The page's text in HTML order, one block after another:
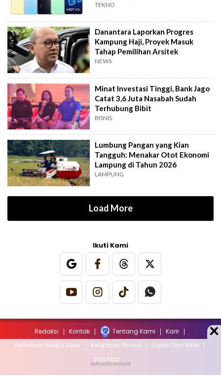
TEKNO
Danantara Laporkan Progres
Kampung Haji, Proyek Masuk
Tahap Pemilihan Arsitek
NEWS
Minat Investasi Tinggi, Bank Jago
Catat 3,6 Juta Nasabah Sudah
Terhubung Bibit
BISNIS
Lumbung Pangan yang Kian
Tangguh: Menakar Otot Ekonomi
Lampung di Tahun 2026
LAMPUNG
Load More
Ikuti Kami
Redaksi Kontak Tentang Kami
Karir
Pedoman Media Siber
Kebijakan Privasi
Saran Dan Kritik
Site Map